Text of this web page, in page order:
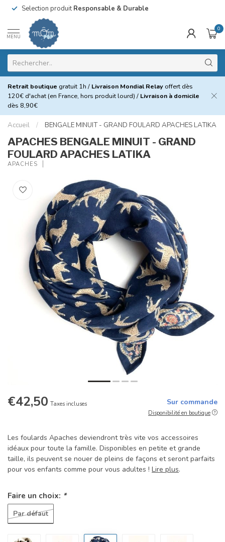
Selection produitResponsable & Durable
MENU
0
Retrait boutique gratuit 1h / Livraison Mondial Relay offert dès
120€ d'achat (en France, hors produit lourd) / Livraison à domicile
dès 8,90€
Accueil / BENGALE MINUIT - GRAND FOULARD APACHES LATIKA
APACHES BENGALE MINUIT - GRAND
FOULARD APACHES LATIKA
APACHES
€42,50 Taxes incluses Sur commande
Disponibilité en boutique
Les foulards Apaches deviendront très vite vos accessoires
idéaux pour toute la famille. Disponibles en petite et grande
taille, ils peuvent se nouer de pleins de façons et seront parfaits
pour vos enfants comme pour vous adultes ! Lire plus.
Faire un choix: *
Par défaut